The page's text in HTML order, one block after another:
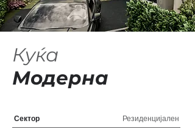
Куќа
Модерна
Сектор Резиденцијален